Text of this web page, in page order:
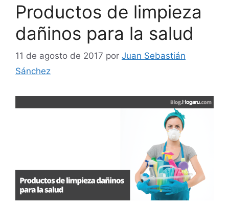
Productos de limpieza
dañinos para la salud
11 de agosto de 2017 por Juan Sebastián
Sánchez